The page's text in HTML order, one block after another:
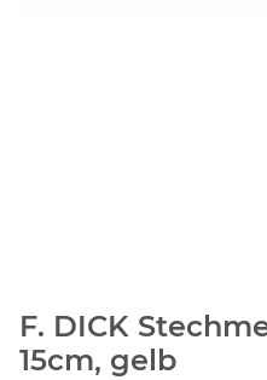
F. DICK
15cm, gelb